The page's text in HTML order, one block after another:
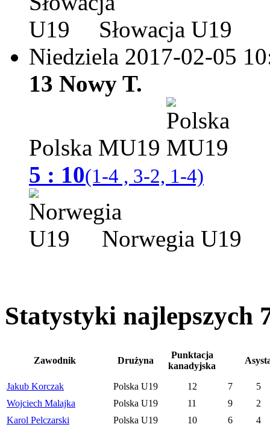
Słowacja U19
Niedziela 2017-02-05
13 Nowy T.
Polska MU19
5 : 10(1-4 , 3-2, 1-4)
Norwegia U19
Statystyki najlepszych
Zawodnik Drużyna
Punktacja
kanadyjska
Jakub Korczak Polska U19 12 7
5
Wojciech Malajka
Polska U19 11 9
2
Karol Pelczarski
Polska U19 10 6
4